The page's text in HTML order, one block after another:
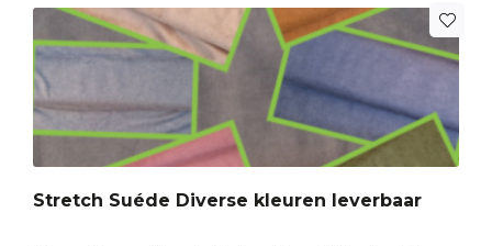
Stretch Suéde Diverse kleuren leverbaar
product
heeft
meerdere
variaties.
kan